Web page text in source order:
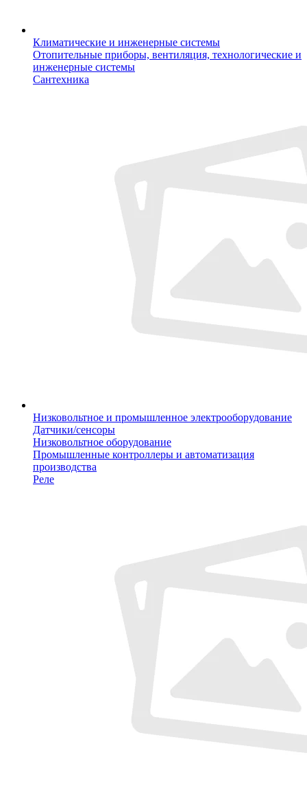
Климатические и инженерные системы
Отопительные приборы, вентиляция, технологические и
инженерные системы
Сантехника
Низковольтное и промышленное электрооборудование
Датчики/сенсоры
Низковольтное оборудование
Промышленные контроллеры и автоматизация
производства
Реле